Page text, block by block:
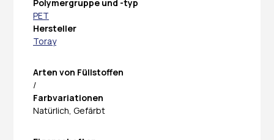
Polymergruppe und -typ
PET
Hersteller
Toray
Arten von Füllstoffen
/
Farbvariationen
Natürlich, Gefärbt